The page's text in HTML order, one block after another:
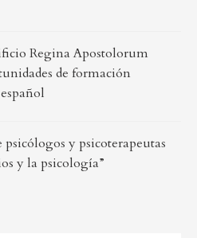
Regina Apostolorum
de formación
psicólogos y psicoterapeutas
y la psicología”